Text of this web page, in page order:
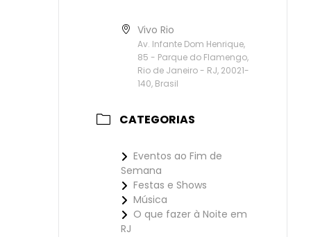
Vivo Rio
Av. Infante Dom Henrique,
85 - Parque do Flamengo,
Rio de Janeiro - RJ, 20021-
140, Brasil
CATEGORIAS
Eventos ao Fim de
Semana
Festas e Shows
Música
O que fazer à Noite em
RJ